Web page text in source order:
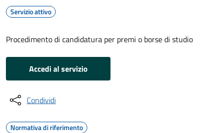
Servizio attivo
Procedimento di candidatura per premi o borse di studio
Accedi al servizio
Condividi
Normativa di riferimento